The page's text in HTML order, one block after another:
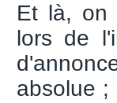
Et là, on
lors de
absolue ;